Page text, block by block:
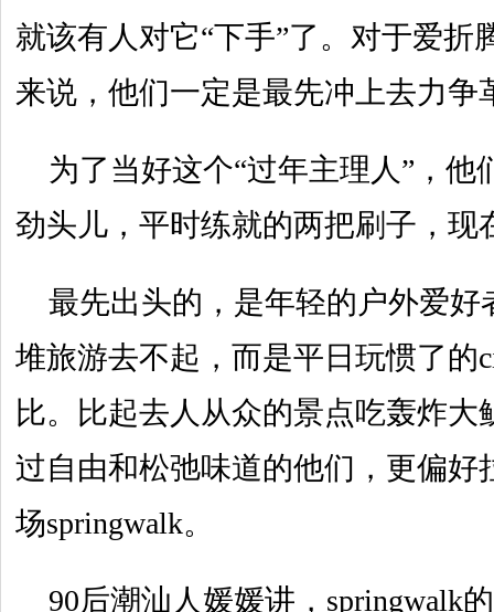
就该有人对它“下手”了。对于爱折
来说，他们一定是最先冲上去力争
为了当好这个“过年主理人”，他
劲头儿，平时练就的两把刷子，现
最先出头的，是年轻的户外爱好
堆旅游去不起，而是平日玩惯了的
比。比起去人从众的景点吃轰炸大
过自由和松弛味道的他们，更偏好
场springwalk。
90后潮汕人媛媛讲，springwalk